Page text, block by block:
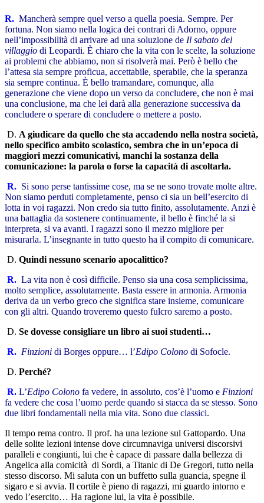
R. Mancherà sempre quel verso a quella poesia. Sempre. Per
fortuna. Non siamo nella logica dei contrari di Adorno, oppure
nell’impossibilità di arrivare ad una soluzione de Il sabato del
villaggio di Leopardi. È chiaro che la vita con le scelte, la soluzione
ai problemi che abbiamo, non si risolverà mai. Però è bello che
l’attesa sia sempre proficua, accettabile, sperabile, che la speranza
sia sempre continua. È bello tramandare, comunque, alla
generazione che viene dopo un verso da concludere, che non è mai
una conclusione, ma che lei darà alla generazione successiva da
concludere o sperare di concludere o mettere a posto.
D. A giudicare da quello che sta accadendo nella nostra società,
nello specifico ambito scolastico, sembra che in un’epoca di
maggiori mezzi comunicativi, manchi la sostanza della
comunicazione: la parola o forse la capacità di ascoltarla.
R. Si sono perse tantissime cose, ma se ne sono trovate molte altre.
Non siamo perduti completamente, penso ci sia un bell’esercito di
lotta in voi ragazzi. Non credo sia tutto finito, assolutamente. Anzi è
una battaglia da sostenere continuamente, il bello è finché la si
interpreta, si va avanti. I ragazzi sono il mezzo migliore per
misurarla. L’insegnante in tutto questo ha il compito di comunicare.
D. Quindi nessuno scenario apocalittico?
R. La vita non è così difficile. Penso sia una cosa semplicissima,
molto semplice, assolutamente. Basta essere in armonia. Armonia
deriva da un verbo greco che significa stare insieme, comunicare
con gli altri. Quando troveremo questo fulcro saremo a posto.
D. Se dovesse consigliare un libro ai suoi studenti…
R. Finzioni di Borges oppure… l’Edipo Colono di Sofocle.
D. Perché?
R. L’Edipo Colono fa vedere, in assoluto, cos’è l’uomo e Finzioni
fa vedere che cosa l’uomo perde quando si stacca da se stesso. Sono
due libri fondamentali nella mia vita. Sono due classici.
Il tempo rema contro. Il prof. ha una lezione sul Gattopardo. Una
delle solite lezioni intense dove circumnaviga universi discorsivi
paralleli e congiunti, lui che è capace di passare dalla bellezza di
Angelica alla comicità di Sordi, a Titanic di De Gregori, tutto nella
stesso discorso. Mi saluta con un buffetto sulla guancia, spegne il
sigaro e si avvia. Il cortile è pieno di ragazzi, mi guardo intorno e
vedo l’esercito… Ha ragione lui, la vita è possibile.